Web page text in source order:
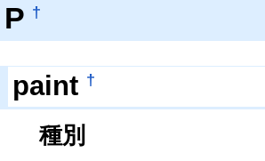
P †
paint †
種別